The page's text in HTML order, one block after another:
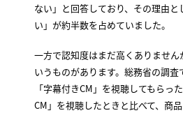
ない」と回答しており、その理由
い」が約半数を占めていました。
一方で認知度はまだ高くありません
いうものがあります。総務省の調
「字幕付きCM」を視聴してもらっ
CM」を視聴したときと比べて、商